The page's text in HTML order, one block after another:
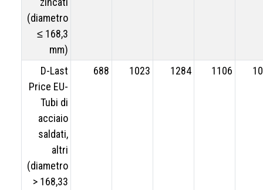
(diametro
≤ 168,3
mm)
D-Last
Price EU-
Tubi di
acciaio
saldati,
altri
(diametro
> 168,33
688 1023 1284 1106